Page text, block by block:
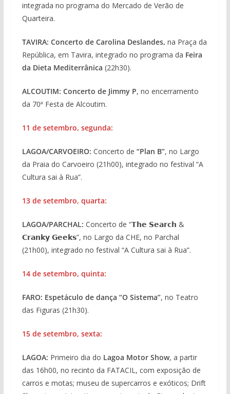
integrada no programa do Mercado de Verão de
Quarteira.
TAVIRA: Concerto de Carolina Deslandes, na Praça da
República, em Tavira, integrado no programa da Feira
da Dieta Mediterrânica (22h30).
ALCOUTIM: Concerto de Jimmy P, no encerramento
da 70ª Festa de Alcoutim.
11 de setembro, segunda:
LAGOA/CARVOEIRO: Concerto de “Plan B”, no Largo
da Praia do Carvoeiro (21h00), integrado no festival “A
Cultura sai à Rua”.
13 de setembro, quarta:
LAGOA/PARCHAL: Concerto de “𝗧𝗵𝗲 𝗦𝗲𝗮𝗿𝗰𝗵 &
𝗖𝗿𝗮𝗻𝗸𝘆 𝗚𝗲𝗲𝗸𝘀”, no Largo da CHE, no Parchal
(21h00), integrado no festival “A Cultura sai à Rua”.
14 de setembro, quinta:
FARO: Espetáculo de dança “O Sistema”, no Teatro
das Figuras (21h30).
15 de setembro, sexta:
LAGOA: Primeiro dia do Lagoa Motor Show, a partir
das 16h00, no recinto da FATACIL, com exposição de
carros e motas; museu de supercarros e exóticos; Drift